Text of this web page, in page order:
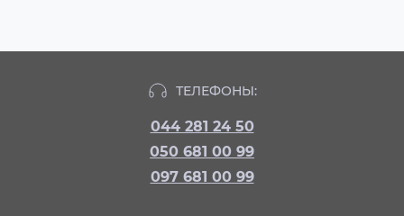
ТЕЛЕФОНЫ:
044 281 24 50
050 681 00 99
097 681 00 99